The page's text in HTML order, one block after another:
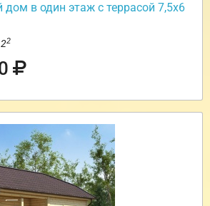
в один этаж с террасой 7,5х6
2